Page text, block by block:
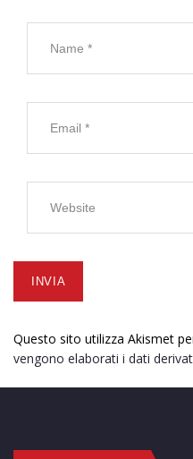
Questo sito utilizza Akismet
vengono elaborati i dati